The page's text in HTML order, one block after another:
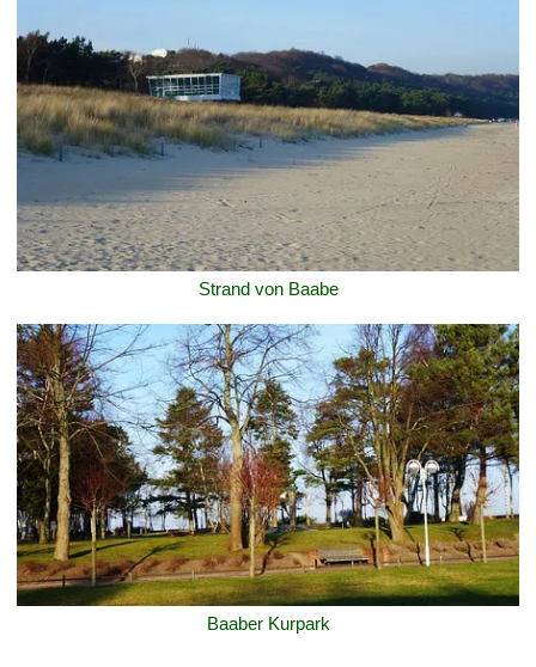
Strand von Baabe
Baaber Kurpark